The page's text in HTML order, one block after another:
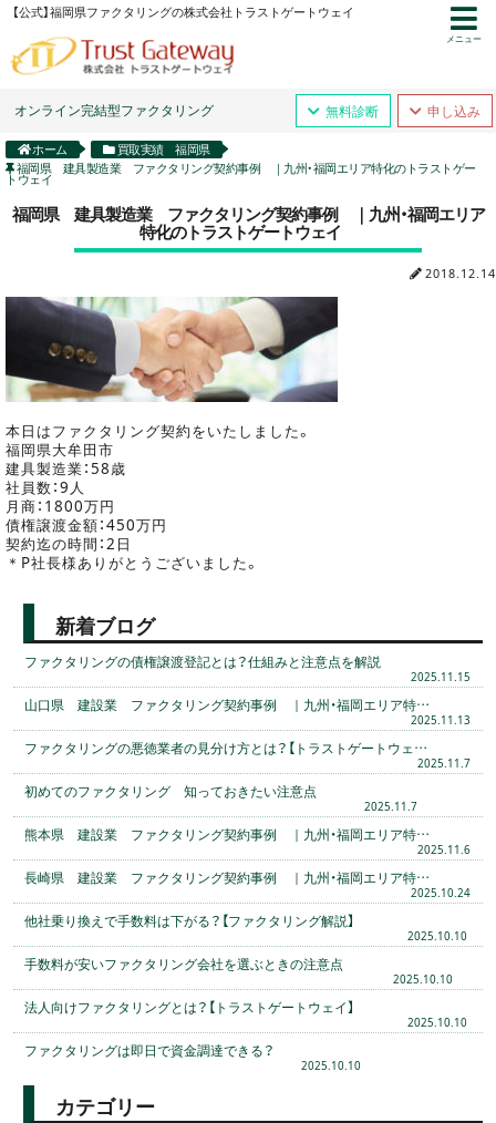
【公式】福岡県ファクタリングの株式会社トラストゲートウェイ
オンライン完結型ファクタリング 無料診断 申し込み
メニュー
ホーム
買取実績 福岡県
福岡県 建具製造業 ファクタリング契約事例 ｜九州・福岡エリア特化のトラストゲー
トウェイ
福岡県 建具製造業 ファクタリング契約事例 ｜九州・福岡エリア
特化のトラストゲートウェイ
2018.12.14
本日はファクタリング契約をいたしました。
福岡県大牟田市
建具製造業：58歳
社員数：9人
月商：1800万円
債権譲渡金額：450万円
契約迄の時間：2日
＊P社長様ありがとうございました。
新着ブログ
ファクタリングの債権譲渡登記とは？仕組みと注意点を解説
2025.11.15
山口県 建設業 ファクタリング契約事例 ｜九州・福岡エリア特…
2025.11.13
ファクタリングの悪徳業者の見分け方とは？【トラストゲートウェ…
2025.11.7
初めてのファクタリング 知っておきたい注意点
2025.11.7
熊本県 建設業 ファクタリング契約事例 ｜九州・福岡エリア特…
2025.11.6
長崎県 建設業 ファクタリング契約事例 ｜九州・福岡エリア特…
2025.10.24
他社乗り換えで手数料は下がる？【ファクタリング解説】
2025.10.10
手数料が安いファクタリング会社を選ぶときの注意点
2025.10.10
法人向けファクタリングとは？【トラストゲートウェイ】
2025.10.10
ファクタリングは即日で資金調達できる？
2025.10.10
カテゴリー